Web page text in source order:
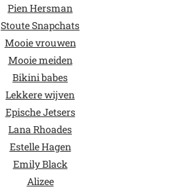
Pien Hersman
Stoute Snapchats
Mooie vrouwen
Mooie meiden
Bikini babes
Lekkere wijven
Epische Jetsers
Lana Rhoades
Estelle Hagen
Emily Black
Alizee